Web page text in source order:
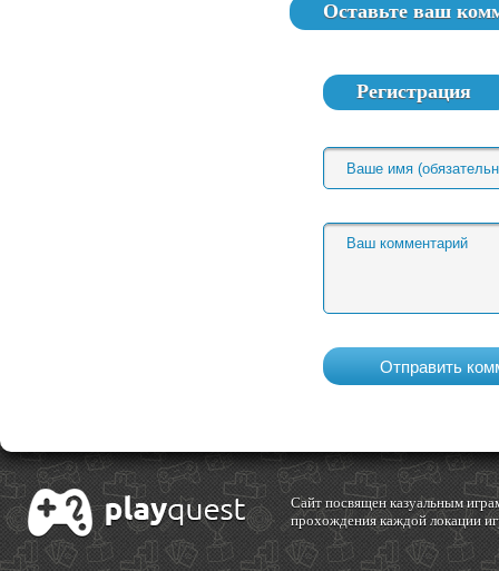
Оставьте ваш
Регистрация
Cайт посвящен казуальным
прохождения каждой локации